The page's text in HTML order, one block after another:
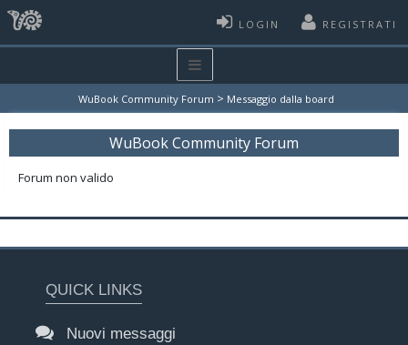
LOGIN REGISTRATI
WuBook Community Forum > Messaggio dalla board
WuBook Community Forum
Forum non valido
QUICK LINKS
Nuovi messaggi